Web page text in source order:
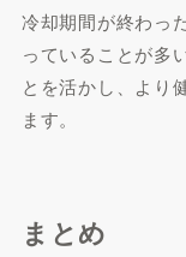
冷却期間が終わっ
っていることが多
とを活かし、より
ます。
まとめ